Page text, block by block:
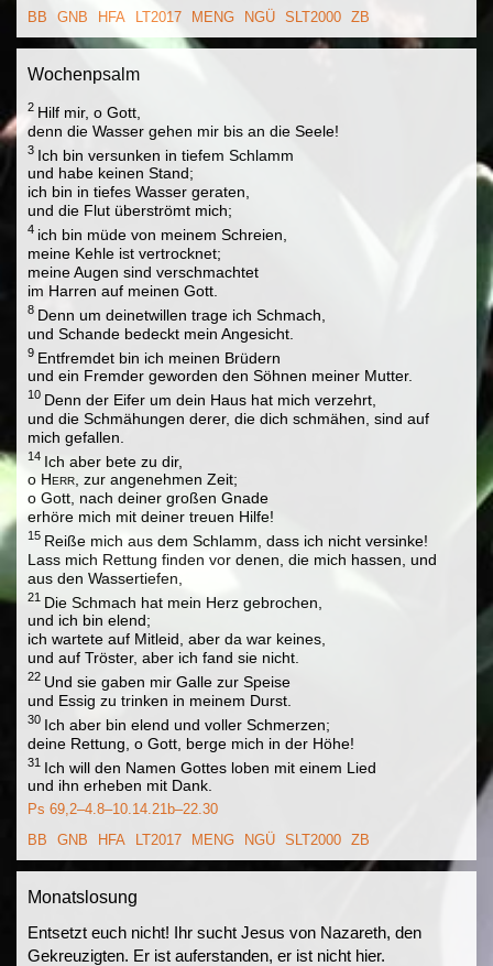
BB
GNB HFA LT2017 MENG NGÜ SLT2000 ZB
Wochenpsalm
2 Hilf mir, o Gott,
denn die Wasser gehen mir bis an die Seele!
3 Ich bin versunken in tiefem Schlamm
und habe keinen Stand;
ich bin in tiefes Wasser geraten,
und die Flut überströmt mich;
4 ich bin müde von meinem Schreien,
meine Kehle ist vertrocknet;
meine Augen sind verschmachtet
im Harren auf meinen Gott.
8 Denn um deinetwillen trage ich Schmach,
und Schande bedeckt mein Angesicht.
9 Entfremdet bin ich meinen Brüdern
und ein Fremder geworden den Söhnen meiner Mutter.
10 Denn der Eifer um dein Haus hat mich verzehrt,
und die Schmähungen derer, die dich schmähen, sind auf
mich gefallen.
14 Ich aber bete zu dir,
o Herr, zur angenehmen Zeit;
o Gott, nach deiner großen Gnade
erhöre mich mit deiner treuen Hilfe!
15 Reiße mich aus dem Schlamm, dass ich nicht versinke!
Lass mich Rettung finden vor denen, die mich hassen, und
aus den Wassertiefen,
21 Die Schmach hat mein Herz gebrochen,
und ich bin elend;
ich wartete auf Mitleid, aber da war keines,
und auf Tröster, aber ich fand sie nicht.
22 Und sie gaben mir Galle zur Speise
und Essig zu trinken in meinem Durst.
30 Ich aber bin elend und voller Schmerzen;
deine Rettung, o Gott, berge mich in der Höhe!
31 Ich will den Namen Gottes loben mit einem Lied
und ihn erheben mit Dank.
Ps 69,2–4.8–10.14.21b–22.30
BB
GNB HFA LT2017 MENG NGÜ SLT2000 ZB
Monatslosung
Entsetzt euch nicht! Ihr sucht Jesus von Nazareth, den
Gekreuzigten. Er ist auferstanden, er ist nicht hier.